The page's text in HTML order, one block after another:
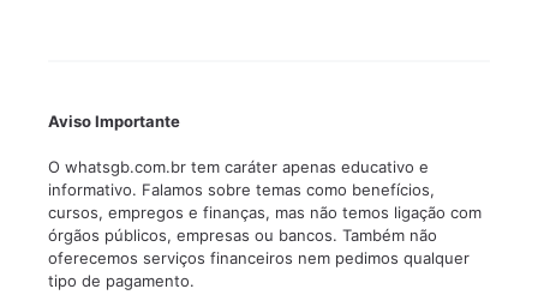
Aviso Importante
O whatsgb.com.br tem caráter apenas educativo e
informativo. Falamos sobre temas como benefícios,
cursos, empregos e finanças, mas não temos ligação com
órgãos públicos, empresas ou bancos. Também não
oferecemos serviços financeiros nem pedimos qualquer
tipo de pagamento.